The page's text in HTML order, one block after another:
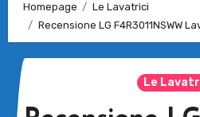
Homepage
Le Lavatrici
Recensione LG F4R3011NSWW
Le